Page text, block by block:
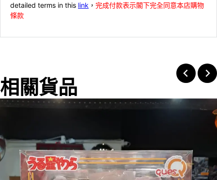
detailed terms in this link ， 完成付款表示閣下完全同意本店購物
條款
相關貨品